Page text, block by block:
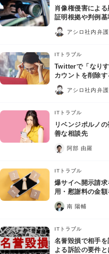
債務整理
交通事故
労働問題
債権回収
IT・ネット
資金調達
企業法務
AI Search Premium
掲載をご検討の弁護士
肖像権侵害によ
証明根拠や判例
アシロ社内弁
ITトラブル
Twitterで「なり
カウントを削除
アシロ社内弁
ITトラブル
リベンジポルノ
善な相談先
阿部 由羅
ITトラブル
爆サイへ開示請
用・慰謝料の金
南 陽輔
ITトラブル
名誉毀損で相手
よる訴訟の要件と